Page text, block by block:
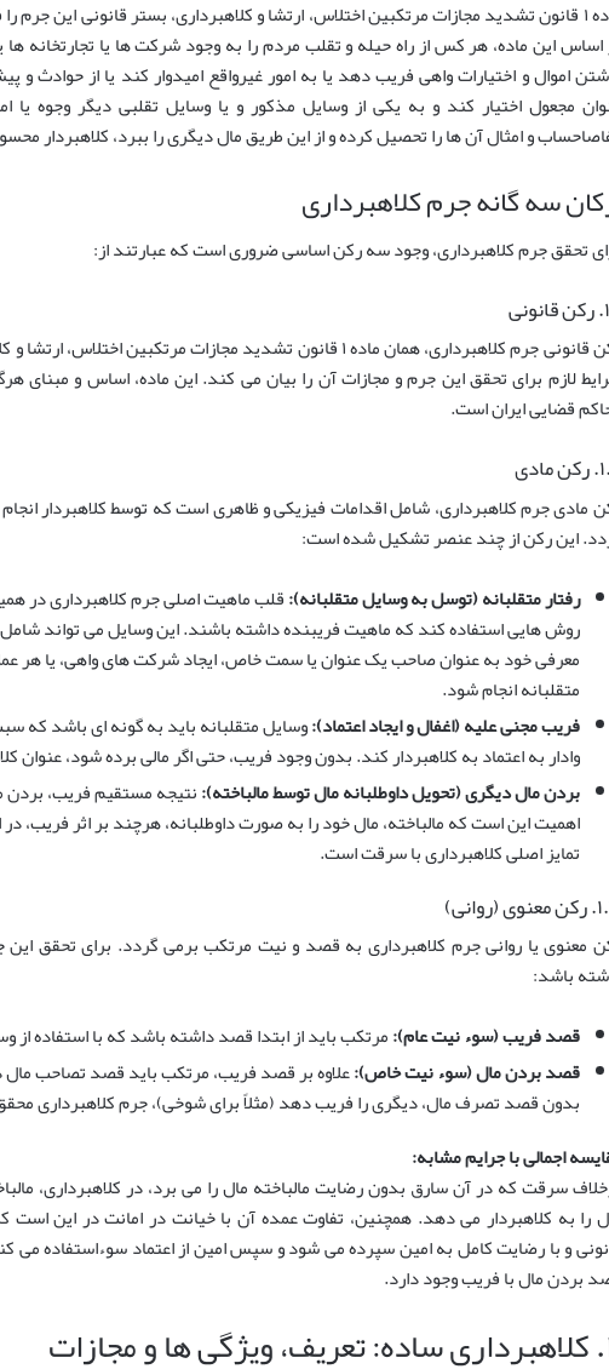
ماده ۱ قانون تشدید مجازات مرتکبین اختلاس، ارتشا و کلاهبرداری، بستر قانونی این
اساس این ماده، هر کس از راه حیله و تقلب مردم را به وجود شرکت ها یا تجارتخانه
اموال و اختیارات واهی فریب دهد یا به امور غیرواقع امیدوار کند یا از حوادث و
مجعول اختیار کند و به یکی از وسایل مذکور و یا وسایل تقلبی دیگر وجوه یا
و امثال آن ها را تحصیل کرده و از این طریق مال دیگری را ببرد، کلاهبردار
سه گانه جرم کلاهبرداری
تحقق جرم کلاهبرداری، وجود سه رکن اساسی ضروری است که عبارتند از:
رکن قانونی جرم کلاهبرداری، همان ماده ۱ قانون تشدید مجازات
لازم برای تحقق این جرم و مجازات آن را بیان می کند. این ماده، اساس و مبنای
قضایی ایران است.
مادی جرم کلاهبرداری، شامل اقدامات فیزیکی و ظاهری است که توسط کلاهبردار
این رکن از چند عنصر تشکیل شده است:
رفتار متقلبانه (توسل به وسایل متقلبانه):قلب ماهیت اصلی جرم کلاهبرداری در
روش هایی استفاده کند که ماهیت فریبنده داشته باشند. این وسایل می تواند شامل
معرفی خود به عنوان صاحب یک عنوان یا سمت خاص، ایجاد شرکت های واهی، یا هر
متقلبانه انجام شود.
فریب مجنی علیه (اغفال و ایجاد اعتماد):وسایل متقلبانه باید به گونه ای باشد که
وادار به اعتماد به کلاهبردار کند. بدون وجود فریب، حتی اگر مالی برده شود،
بردن مال دیگری (تحویل داوطلبانه مال توسط مالباخته):نتیجه مستقیم فریب، بردن
اهمیت این است که مالباخته، مال خود را به صورت داوطلبانه، هرچند بر اثر فریب، در
تمایز اصلی کلاهبرداری با سرقت است.
معنوی یا روانی جرم کلاهبرداری به قصد و نیت مرتکب برمی گردد. برای تحقق این
باشد:
قصد فریب (سوء نیت عام):مرتکب باید از ابتدا قصد داشته باشد که با استفاده از
قصد بردن مال (سوء نیت خاص):علاوه بر قصد فریب، مرتکب باید قصد تصاحب مال
بدون قصد تصرف مال، دیگری را فریب دهد (مثلاً برای شوخی)، جرم کلاهبرداری
اجمالی با جرایم مشابه:
سرقت که در آن سارق بدون رضایت مالباخته مال را می برد، در کلاهبرداری،
را به کلاهبردار می دهد. همچنین، تفاوت عمده آن با خیانت در امانت در این
و با رضایت کامل به امین سپرده می شود و سپس امین از اعتماد سوءاستفاده می
بردن مال با فریب وجود دارد.